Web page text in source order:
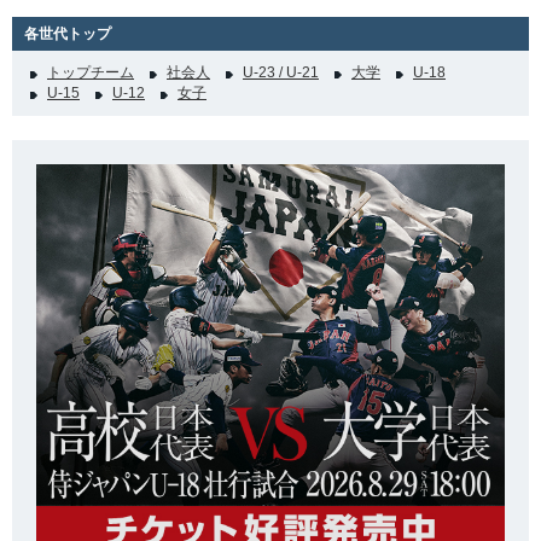
各世代トップ
トップチーム 社会人 U-23 / U-21 大学
U-18
U-15
U-12 女子